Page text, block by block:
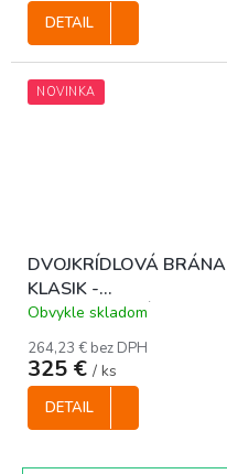
DETAIL
NOVINKA
DVOJKRÍDLOVÁ BRÁNA
KLASIK -
ANTRACITOVÁ, 1000 x
3600 mm
Obvykle skladom
264,23 € bez DPH
325 € / ks
DETAIL